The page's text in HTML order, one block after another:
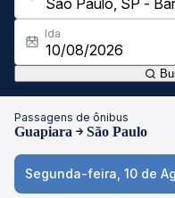
Ida
Passagens de ônibus
Guapiara São Paulo
Segunda-feira, 10 de